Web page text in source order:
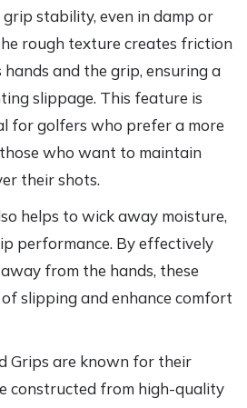
stability, even in damp or
rough texture creates friction
and the grip, ensuring a
slippage. This feature is
for golfers who prefer a more
who want to maintain
their shots.
helps to wick away moisture,
performance. By effectively
from the hands, these
slipping and enhance comfort
Grips are known for their
constructed from high-quality